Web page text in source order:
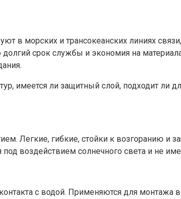
морских и трансокеанских линиях
срок службы и экономия на
имеется ли защитный слой, подходит ли
Легкие, гибкие, стойки к возгоранию и
воздействием солнечного света и не
с водой. Применяются для монтажа